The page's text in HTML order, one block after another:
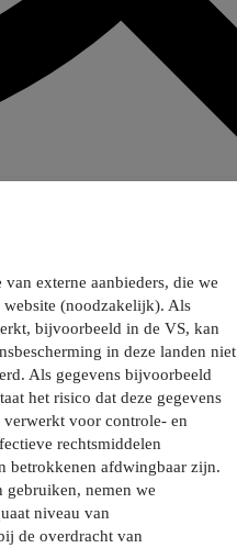
externe aanbieders, die we
(noodzakelijk). Als
bijvoorbeeld in de VS, kan
in deze landen niet
Als gegevens bijvoorbeeld
het risico dat deze gegevens
voor controle- en
rechtsmiddelen
betrokkenen afdwingbaar zijn.
gebruiken, nemen we
niveau van
de overdracht van